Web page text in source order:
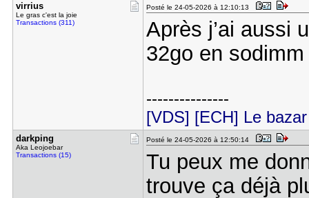
virrius
Le gras c'est la joie
Transactions (311)
Posté le 24-05-2026 à 12:10:13
Après j’ai aussi
32go en
---------------
[VDS] [ECH] Le
darkping
Aka Leojoebar
Transactions (15)
Posté le 24-05-2026 à 12:50:14
Tu peux me
trouve ça déjà